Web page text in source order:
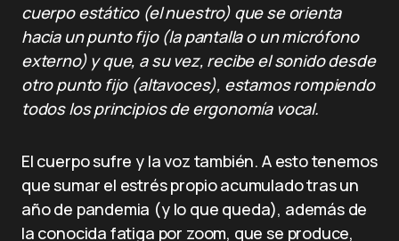
cuerpo estático (el nuestro) que se orienta
hacia un punto fijo (la pantalla o un micrófono
externo) y que, a su vez, recibe el sonido desde
otro punto fijo (altavoces), estamos rompiendo
todos los principios de ergonomía vocal.
El cuerpo sufre y la voz también. A esto tenemos
que sumar el estrés propio acumulado tras un
año de pandemia (y lo que queda), además de
la conocida fatiga por zoom, que se produce,